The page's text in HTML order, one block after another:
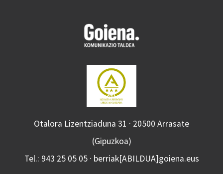
Otalora Lizentziaduna 31 · 20500 Arrasate
(Gipuzkoa)
Tel.: 943 25 05 05 · berriak[ABILDUA]goiena.eus